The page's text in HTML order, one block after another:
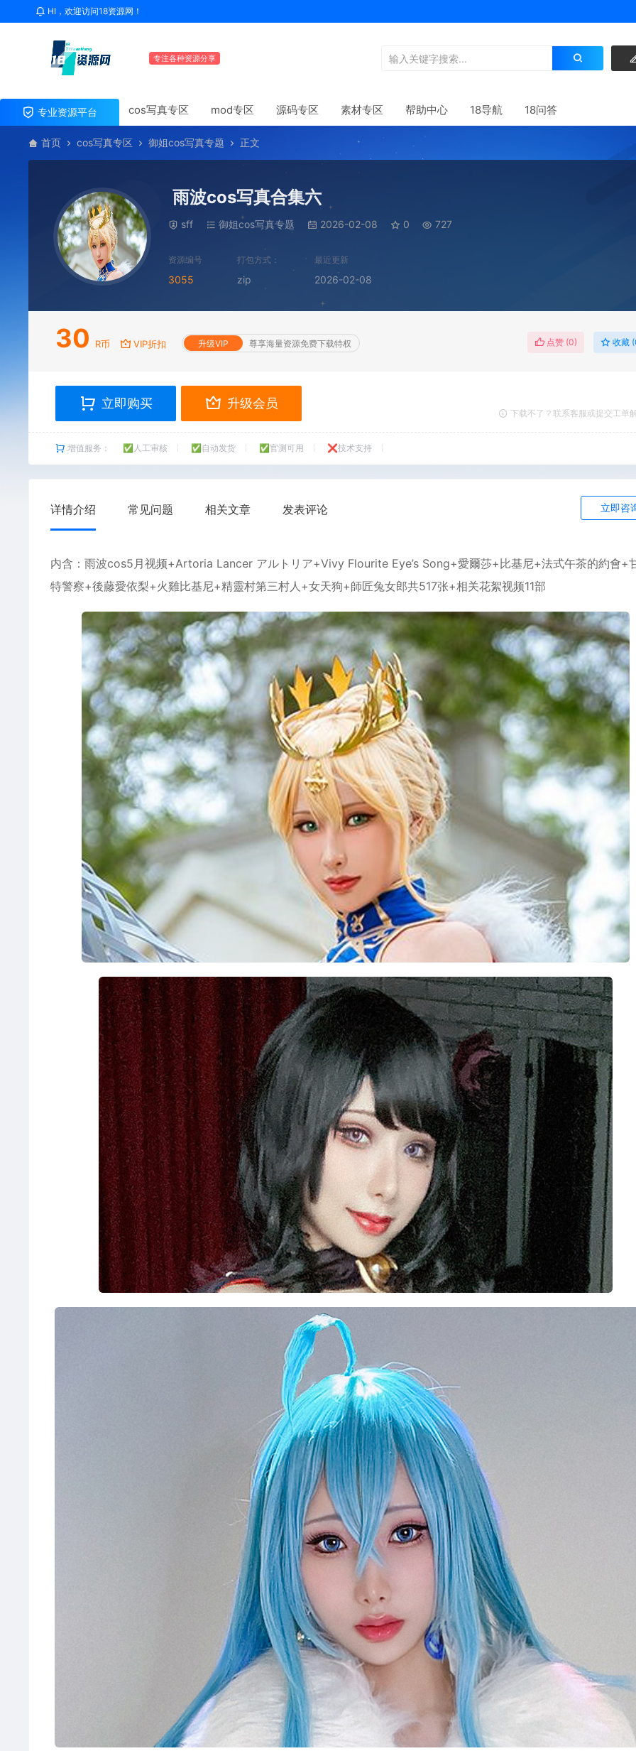
HI，欢迎访问18资源网！
专注各种资源分享
专业资源平台 cos写真专区 mod专区 源码专区 素材专区 帮助中心 18导航 18问答
首页 cos写真专区 御姐cos写真专题 正文
雨波cos写真合集六
sff 御姐cos写真专题 2026-02-08 0 727
资源编号
3055
打包方式：
zip
最近更新
2026-02-08
30 R币 VIP折扣 升级VIP 尊享海量资源免费下载特权 点赞 (0) 收藏
立即购买 升级会员
下载不了？联系客服或提交工单
增值服务： ✅人工审核 ✅自动发货 ✅官测可用 ❌技术支持
详情介绍 常见问题 相关文章 发表评论 立即咨
内含： 雨波cos5月视频+Artoria Lancer アルトリア+Vivy Flourite Eye’s Song+愛爾莎+比基尼+法式午茶的約會+
特警察+後藤愛依梨+火雞比基尼+精靈村第三村人+女天狗+師匠兔女郎共517张+相关花絮视频11部